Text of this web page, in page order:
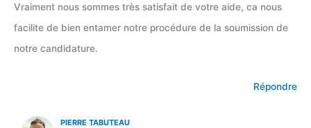
Vraiment nous sommes très satisfait de votre aide, ca nous
facilite de bien entamer notre procédure de la soumission de
notre candidature.
Répondre
PIERRE TABUTEAU